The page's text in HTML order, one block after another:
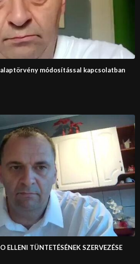
módosítással kapcsolatban
ELLENI TÜNTETÉSÉNEK SZERVEZÉSE